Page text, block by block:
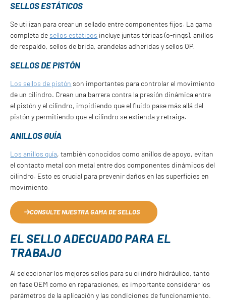
SELLOS ESTÁTICOS
Se utilizan para crear un sellado entre componentes fijos. La gama
completa de sellos estáticos incluye juntas tóricas (o-rings), anillos
de respaldo, sellos de brida, arandelas adheridas y sellos OP.
SELLOS DE PISTÓN
Los sellos de pistón son importantes para controlar el movimiento
de un cilindro. Crean una barrera contra la presión dinámica entre
el pistón y el cilindro, impidiendo que el fluido pase más allá del
pistón y permitiendo que el cilindro se extienda y retraiga.
ANILLOS GUÍA
Los anillos guía, también conocidos como anillos de apoyo, evitan
el contacto metal con metal entre dos componentes dinámicos del
cilindro. Esto es crucial para prevenir daños en las superficies en
movimiento.
CONSULTE NUESTRA GAMA DE SELLOS
EL SELLO ADECUADO PARA EL
TRABAJO
Al seleccionar los mejores sellos para su cilindro hidráulico, tanto
en fase OEM como en reparaciones, es importante considerar los
parámetros de la aplicación y las condiciones de funcionamiento.